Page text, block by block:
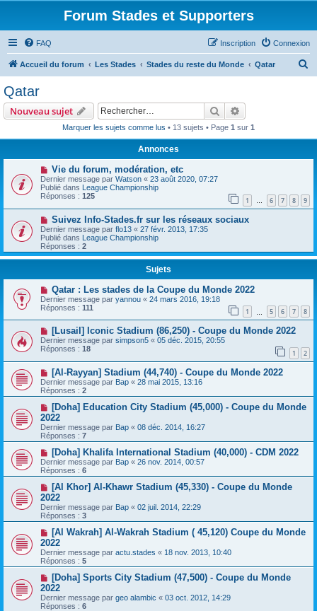
Forum Stades et Supporters
FAQ Connexion
Inscription
Accueil du forum Les Stades Stades du reste du Monde Qatar
Qatar
Nouveau sujet Rechercher
Marquer les sujets comme lus • 13 sujets • Page 1 sur 1
Annonces
Vie du forum, modération, etc
Dernier message par Watson « 23 août 2020, 07:27
Publié dans League Championship
Réponses : 125 1 … 6 7 8 9
Suivez Info-Stades.fr sur les réseaux sociaux
Dernier message par flo13 « 27 févr. 2013, 17:35
Publié dans League Championship
Réponses : 2
Sujets
Qatar : Les stades de la Coupe du Monde 2022
Dernier message par yannou « 24 mars 2016, 19:18
Réponses : 111 1 5 6 7 8
[Lusail] Iconic Stadium (86,250) - Coupe du Monde 2022
Dernier message par simpson5 « 05 déc. 2015, 20:55
Réponses : 18 1 2
[Al-Rayyan] Stadium (44,740) - Coupe du Monde 2022
Dernier message par Bap « 28 mai 2015, 13:16
Réponses : 2
[Doha] Education City Stadium (45,000) - Coupe du Monde
2022
Dernier message par Bap « 08 déc. 2014, 16:27
Réponses : 7
[Doha] Khalifa International Stadium (40,000) - CDM 2022
Dernier message par Bap « 26 nov. 2014, 00:57
Réponses : 6
[Al Khor] Al-Khawr Stadium (45,330) - Coupe du Monde
2022
Dernier message par Bap « 02 juil. 2014, 22:29
Réponses : 3
[Al Wakrah] Al-Wakrah Stadium ( 45,120) Coupe du Monde
2022
Dernier message par actu.stades « 18 nov. 2013, 10:40
Réponses : 5
[Doha] Sports City Stadium (47,500) - Coupe du Monde
2022
Dernier message par geo alambic « 03 oct. 2012, 14:29
Réponses : 6